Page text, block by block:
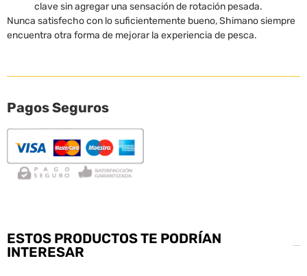
clave sin agregar una sensación de rotación pesada.
Nunca satisfecho con lo suficientemente bueno, Shimano siempre
encuentra otra forma de mejorar la experiencia de pesca.
Pagos Seguros
ESTOS PRODUCTOS TE PODRÍAN
INTERESAR